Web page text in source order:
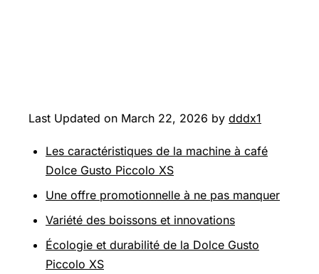
Last Updated on March 22, 2026 by dddx1
Les caractéristiques de la machine à café
Dolce Gusto Piccolo XS
Une offre promotionnelle à ne pas manquer
Variété des boissons et innovations
Écologie et durabilité de la Dolce Gusto
Piccolo XS